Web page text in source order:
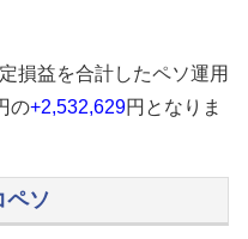
損益を合計したペソ運用
の+2,532,629円となりま
ペソ